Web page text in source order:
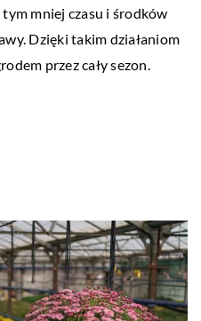
mniej czasu i środków
Dzięki takim działaniom
przez cały sezon.